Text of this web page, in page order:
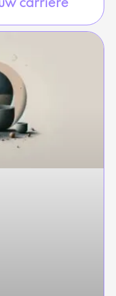
carrière